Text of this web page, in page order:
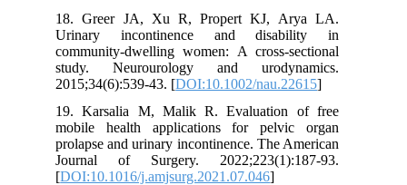
18. Greer JA, Xu R, Propert KJ, Arya LA.
Urinary incontinence and disability in
community‐dwelling women: A cross‐sectional
study. Neurourology and urodynamics.
2015;34(6):539-43. [DOI:10.1002/nau.22615
19. Karsalia M, Malik R. Evaluation of free
mobile health applications for pelvic organ
prolapse and urinary incontinence. The American
Journal of Surgery. 2022;223(1):187-93.
[DOI:10.1016/j.amjsurg.2021.07.046